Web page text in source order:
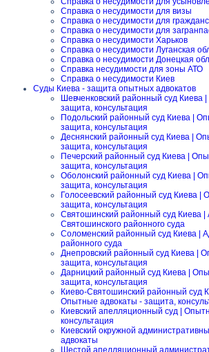
Справка о несудимости для визы
Справка о несудимости для
Справка о несудимости для
Справка о несудимости Харьков
Справка о несудимости Луганская
Справка о несудимости Донецкая
Справка несудимости для зоны АТО
Справка о несудимости Киев
Суды Киева - защита опытных адвокатов
Шевченковский районный суд Киева
защита, консультация
Подольский районный суд Киева |
защита, консультация
Деснянский районный суд Киева |
защита, консультация
Печерский районный суд Киева |
защита, консультация
Оболонский районный суд Киева |
защита, консультация
Голосеевский районный суд Киева |
защита, консультация
Святошинский районный суд Киева |
Святошинского районного суда
Соломенский районный суд Киева |
районного суда
Днепровский районный суд Киева |
защита, консультация
Дарницкий районный суд Киева |
защита, консультация
Киево-Святошинский районный суд
Опытные адвокаты - защита,
Киевский апелляционный суд |
консультация
Киевский окружной
адвокаты
Шестой апелляционный